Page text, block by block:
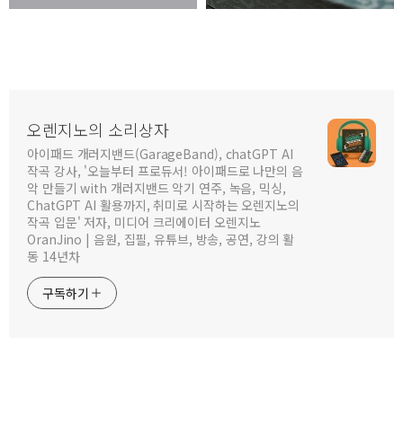
오렌지노의 소리상자
아이패드 개러지밴드(GarageBand), chatGPT AI
작곡 강사, '오늘부터 프로듀서! 아이패드로 나만의 음
악 만들기 with 개러지밴드 악기 연주, 녹음, 믹싱,
ChatGPT AI 활용까지, 취미로 시작하는 오렌지노의
작곡 입문' 저자, 미디어 크리에이터 오렌지노
OranJino | 음원, 집필, 유튜브, 방송, 공연, 강의 활
동 14년차
구독하기